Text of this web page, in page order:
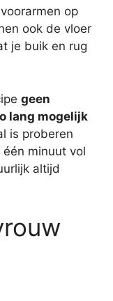
op
ook de vloer
je buik en rug
geen
lang mogelijk
is proberen
minuut vol
altijd